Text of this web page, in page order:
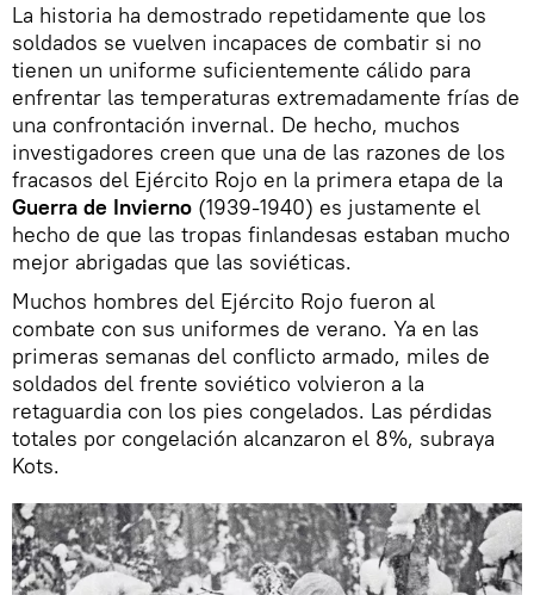
La historia ha demostrado repetidamente que los
soldados se vuelven incapaces de combatir si no
tienen un uniforme suficientemente cálido para
enfrentar las temperaturas extremadamente frías de
una confrontación invernal. De hecho, muchos
investigadores creen que una de las razones de los
fracasos del Ejército Rojo en la primera etapa de la
Guerra de Invierno (1939-1940) es justamente el
hecho de que las tropas finlandesas estaban mucho
mejor abrigadas que las soviéticas.
Muchos hombres del Ejército Rojo fueron al
combate con sus uniformes de verano. Ya en las
primeras semanas del conflicto armado, miles de
soldados del frente soviético volvieron a la
retaguardia con los pies congelados. Las pérdidas
totales por congelación alcanzaron el 8%, subraya
Kots.